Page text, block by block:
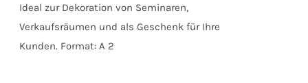
Ideal zur Dekoration von Seminaren,
Verkaufsräumen und als Geschenk für Ihre
Kunden. Format: A 2